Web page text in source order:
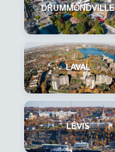
DRUMMONDVILLE
LAVAL
LÉVIS